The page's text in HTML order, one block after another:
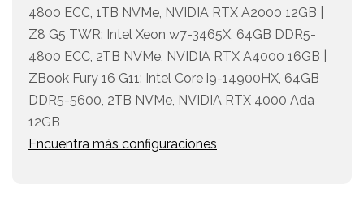
4800 ECC, 1TB NVMe, NVIDIA RTX A2000 12GB |
Z8 G5 TWR: Intel Xeon w7-3465X, 64GB DDR5-
4800 ECC, 2TB NVMe, NVIDIA RTX A4000 16GB |
ZBook Fury 16 G11: Intel Core i9-14900HX, 64GB
DDR5-5600, 2TB NVMe, NVIDIA RTX 4000 Ada
12GB
Encuentra más configuraciones